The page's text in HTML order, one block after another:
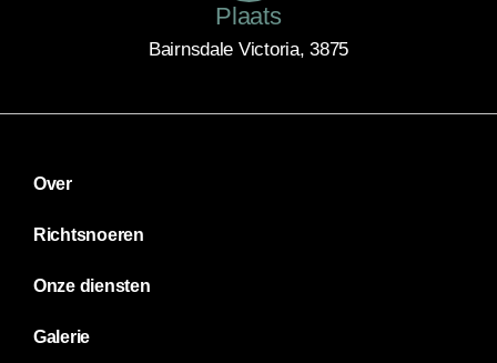
Plaats
Bairnsdale Victoria, 3875
Over
Richtsnoeren
Onze diensten
Galerie